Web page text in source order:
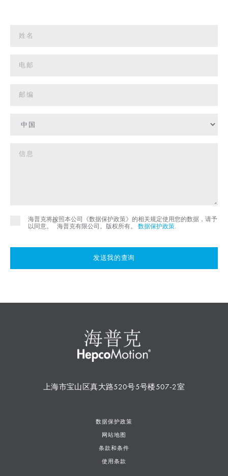
海普克将按照本公司《数据保护政策》的相关规定使用您的数据，请予
以同意。
©
海普克有限公司。版权所有。 数据保护政策.
发送我的查询
上海市宝山区真大路520号5号楼507-2室
数据保护政策
网站地图
条款和条件
使用条款